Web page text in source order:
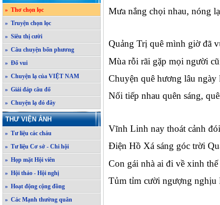
» Thơ chọn lọc
» Truyện chọn lọc
» Siêu thị cười
» Câu chuyện bốn phương
» Đố vui
» Chuyện lạ của VIỆT NAM
» Giải đáp câu đố
» Chuyện lạ đó đây
THƯ VIỆN ẢNH
» Tư liệu các cháu
» Tư liệu Cơ sở - Chi hội
» Họp mặt Hội viên
» Hội thảo - Hội nghị
» Hoạt động cộng đồng
» Các Mạnh thường quân
Mưa nắng chọi nhau, nóng
Quảng Trị quê mình giờ đã
Mùa rỗi rãi gặp mọi người
Chuyện quê hương lâu ngày
Nối tiếp nhau quên sáng,
Vĩnh Linh nay thoát cảnh
Điện Hồ Xá sáng góc trời
Con gái nhà ai đi về xinh thế
Tủm tỉm cười ngượng nghịu